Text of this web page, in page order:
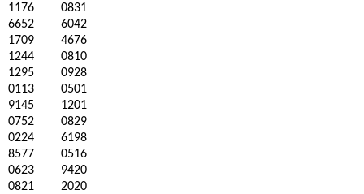
1176
0831
6652
6042
1709
4676
1244
0810
1295
0928
0113
0501
9145
1201
0752
0829
0224
6198
8577
0516
0623
9420
0821
2020